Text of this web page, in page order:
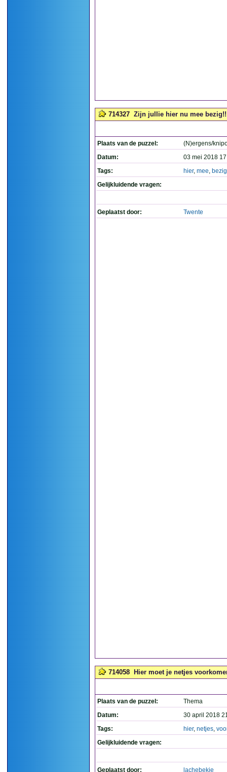
714327 Zijn jullie hier nu mee
Plaats van de puzzel:
(N)ergens/
Datum:
03 mei 2018
Tags:
hier, mee, bezig
Gelijkluidende vragen:
Geplaatst door: Twente
714058 Hier moet je netjes
Plaats van de puzzel:
Thema
Datum:
30 april 2018
Tags:
hier, netjes,
Gelijkluidende vragen:
Geplaatst door: lachebekje